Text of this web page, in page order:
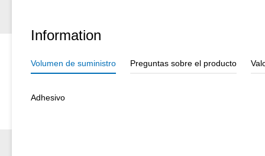
Information
Volumen de suministro Preguntas sobre el producto
Adhesivo